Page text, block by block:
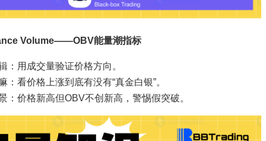
Volume——OBV能量潮指标
：用成交量验证价格方向。
：看价格上涨到底有没有“真金白银”。
：价格新高但OBV不创新高，警惕假突破。